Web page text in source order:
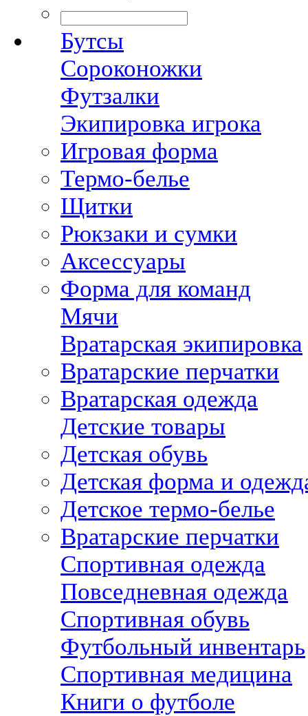
Бутсы
Сороконожки
Футзалки
Экипировка игрока
Игровая форма
Термо-белье
Щитки
Рюкзаки и сумки
Аксессуары
Форма для команд
Мячи
Вратарская экипировка
Вратарские перчатки
Вратарская одежда
Детские товары
Детская обувь
Детская форма и
Детское термо-белье
Вратарские перчатки
Спортивная одежда
Повседневная одежда
Спортивная обувь
Футбольный инвентарь
Спортивная медицина
Книги о футболе